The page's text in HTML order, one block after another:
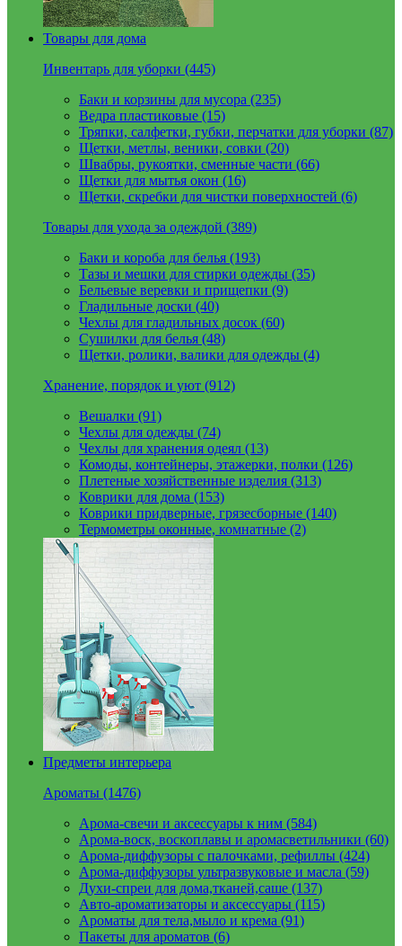
Товары для дома
Инвентарь для уборки (445)
Баки и корзины для мусора (235)
Ведра пластиковые (15)
Тряпки, салфетки, губки, перчатки для уборки (87)
Щетки, метлы, веники, совки (20)
Швабры, рукоятки, сменные части (66)
Щетки для мытья окон (16)
Щетки, скребки для чистки поверхностей (6)
Товары для ухода за одеждой (389)
Баки и короба для белья (193)
Тазы и мешки для стирки одежды (35)
Бельевые веревки и прищепки (9)
Гладильные доски (40)
Чехлы для гладильных досок (60)
Сушилки для белья (48)
Щетки, ролики, валики для одежды (4)
Хранение, порядок и уют (912)
Вешалки (91)
Чехлы для одежды (74)
Чехлы для хранения одеял (13)
Комоды, контейнеры, этажерки, полки (126)
Плетеные хозяйственные изделия (313)
Коврики для дома (153)
Коврики придверные, грязесборные (140)
Термометры оконные, комнатные (2)
Предметы интерьера
Ароматы (1476)
Арома-свечи и аксессуары к ним (584)
Арома-воск, воскоплавы и аромасветильники (60)
Арома-диффузоры с палочками, рефиллы (424)
Арома-диффузоры ультразвуковые и масла (59)
Духи-спреи для дома,тканей,саше (137)
Авто-ароматизаторы и аксессуары (115)
Ароматы для тела,мыло и крема (91)
Пакеты для ароматов (6)